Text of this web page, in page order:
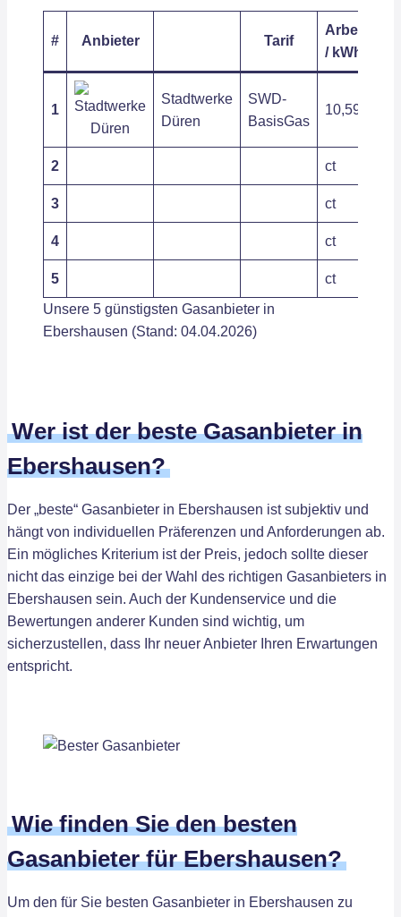
# Anbieter Tarif
/ kWh
1
Stadtwerke
Düren
SWD-
BasisGas
10,59 ct
2 ct
3 ct
4 ct
5
ct
Unsere 5 günstigsten Gasanbieter in
Ebershausen (Stand: 04.04.2026)
Wer ist der beste Gasanbieter in
Ebershausen?
Der „beste“ Gasanbieter in Ebershausen ist subjektiv und
hängt von individuellen Präferenzen und Anforderungen ab.
Ein mögliches Kriterium ist der Preis, jedoch sollte dieser
nicht das einzige bei der Wahl des richtigen Gasanbieters in
Ebershausen sein. Auch der Kundenservice und die
Bewertungen anderer Kunden sind wichtig, um
sicherzustellen, dass Ihr neuer Anbieter Ihren Erwartungen
entspricht.
Wie finden Sie den besten
Gasanbieter für Ebershausen?
Um den für Sie besten Gasanbieter in Ebershausen zu